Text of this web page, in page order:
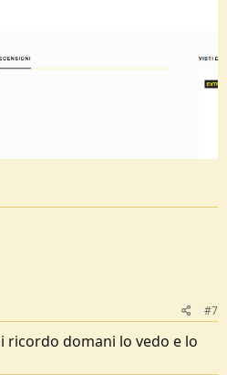
che strano .
#7
ricordo domani lo vedo e lo